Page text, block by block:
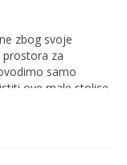
zbog svoje
za
samo
ove male stolice.
i ultralaka
i skladištenje